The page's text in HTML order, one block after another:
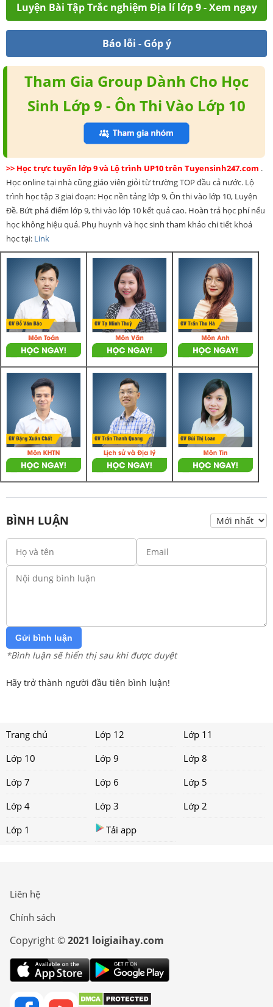
Luyện Bài Tập Trắc nghiệm Địa lí lớp 9 - Xem ngay
Báo lỗi - Góp ý
Tham Gia Group Dành Cho Học
Sinh Lớp 9 - Ôn Thi Vào Lớp 10
>> Học trực tuyến lớp 9 và Lộ trình UP10 trên Tuyensinh247.com .
Học online tại nhà cũng giáo viên giỏi từ trường TOP đầu cả nước. Lộ
trình học tập 3 giai đoạn: Học nền tảng lớp 9, Ôn thi vào lớp 10, Luyện
Đề. Bứt phá điểm lớp 9, thi vào lớp 10 kết quả cao. Hoàn trả học phí nếu
học không hiệu quả. Phụ huynh và học sinh tham khảo chi tiết khoá
học tại: Link
BÌNH LUẬN
Gửi bình luận
*Bình luận sẽ hiển thị sau khi được duyệt
Hãy trở thành người đầu tiên bình luận!
Trang chủ Lớp 12
Lớp 11
Lớp 10
Lớp 9
Lớp 8
Lớp 7
Lớp 6
Lớp 5
Lớp 4
Lớp 3
Lớp 2
Lớp 1
Tải app
Liên hệ
Chính sách
Copyright ©2021 loigiaihay.com